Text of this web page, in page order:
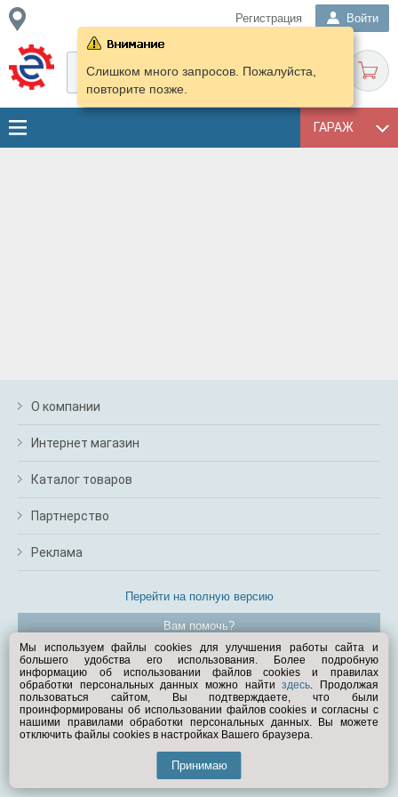
Регистрация Войти
ГАРАЖ
Слишком много запросов. Пожалуйста,
повторите позже.
О компании
Интернет магазин
Каталог товаров
Партнерство
Реклама
Перейти на полную версию
Вам помочь?
© Exist.ru 1998—2026
Мы используем файлы cookies для улучшения работы сайта и
большего удобства его использования. Более подробную
информацию об использовании файлов cookies и правилах
обработки персональных данных можно найтиздесь. Продолжая
пользоваться сайтом, Вы подтверждаете, что были
проинформированы об использовании файлов cookies и согласны с
нашими правилами обработки персональных данных. Вы можете
отключить файлы cookies в настройках Вашего браузера.
Принимаю